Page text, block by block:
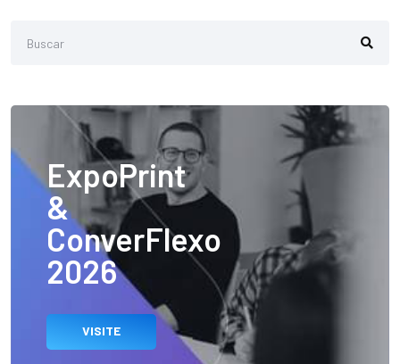
ExpoPrint
&
ConverFlexo
2026
VISITE